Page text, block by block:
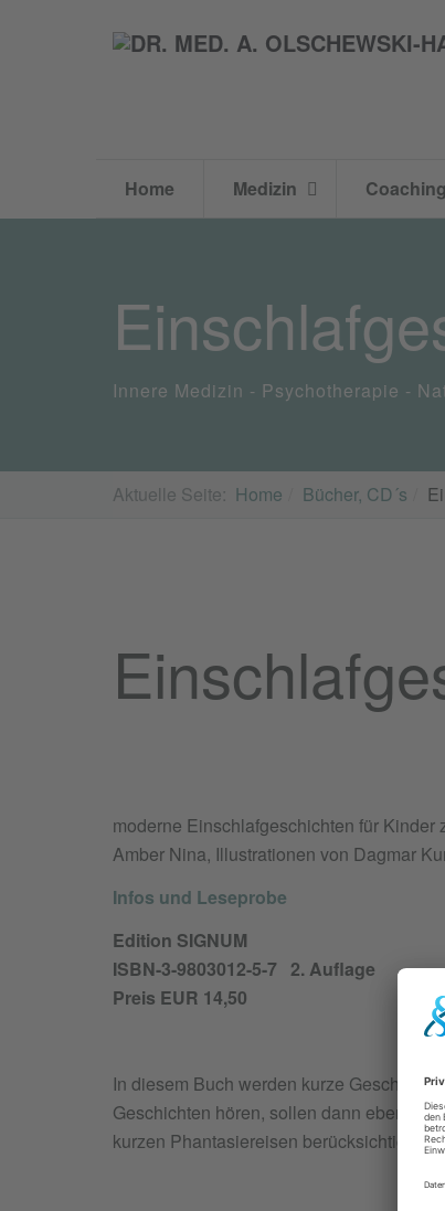
Home
Medizin Coaching
Innere Medizin - Psychotherapie -
Aktuelle Seite: Home Bücher, CD´s
moderne Einschlafgeschichten für
Amber Nina, Illustrationen von Dagmar
Infos und Leseprobe
Edition SIGNUM
ISBN-3-9803012-5-7 2. Auflage
Preis EUR 14,50
In diesem Buch werden kurze
Geschichten hören, sollen dann
kurzen Phantasiereisen berücksichtigt.